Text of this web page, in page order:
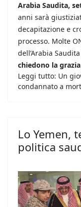
Arabia Saudita,
anni sarà
decapitazione e
processo. Molte
dell’Arabia Saudita
chiedono la
Leggi tutto: Un
condannato a
Lo Yemen,
politica